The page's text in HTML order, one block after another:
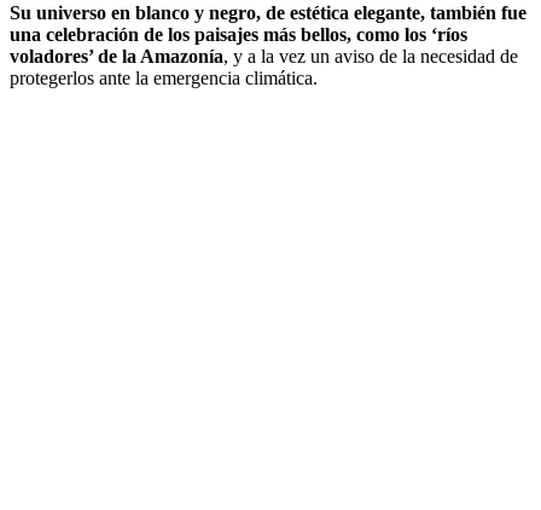
Su universo en blanco y negro, de estética elegante, también fue
una celebración de los paisajes más bellos, como los ‘ríos
voladores’ de la Amazonía, y a la vez un aviso de la necesidad de
protegerlos ante la emergencia climática.